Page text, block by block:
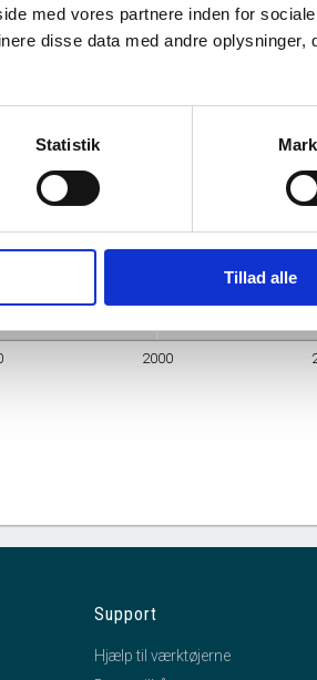
med vores partnere inden for sociale
disse data med andre oplysninger,
Statistik
Tillad alle
2000
UNI-C, Danmarks edb-center for uddannelse og forskning
Ø
Support
Hjælp til værktøjerne